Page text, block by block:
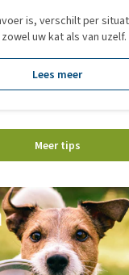
is, verschilt per
uw kat als van uzelf.
niet meer ziet. In dit
van de populairste
Lees meer
Meer tips